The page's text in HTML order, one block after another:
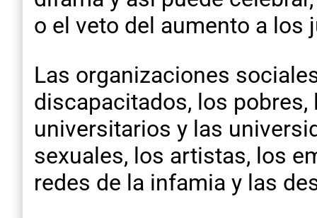
o el veto del aumento a
Las organizaciones
discapacitados, los
universitarios y las
sexuales, los artistas, los
redes de la infamia y las